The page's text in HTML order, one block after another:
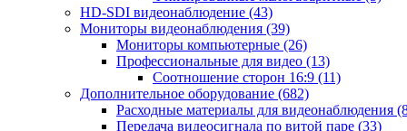
HD-SDI видеонаблюдение (43)
Мониторы видеонаблюдения (39)
Мониторы компьютерные (26)
Профессиональные для видео (13)
Соотношение сторон 16:9 (11)
Дополнительное оборудование (682)
Расходные материалы для видеонаблюдения
Передача видеосигнала по витой паре (33)